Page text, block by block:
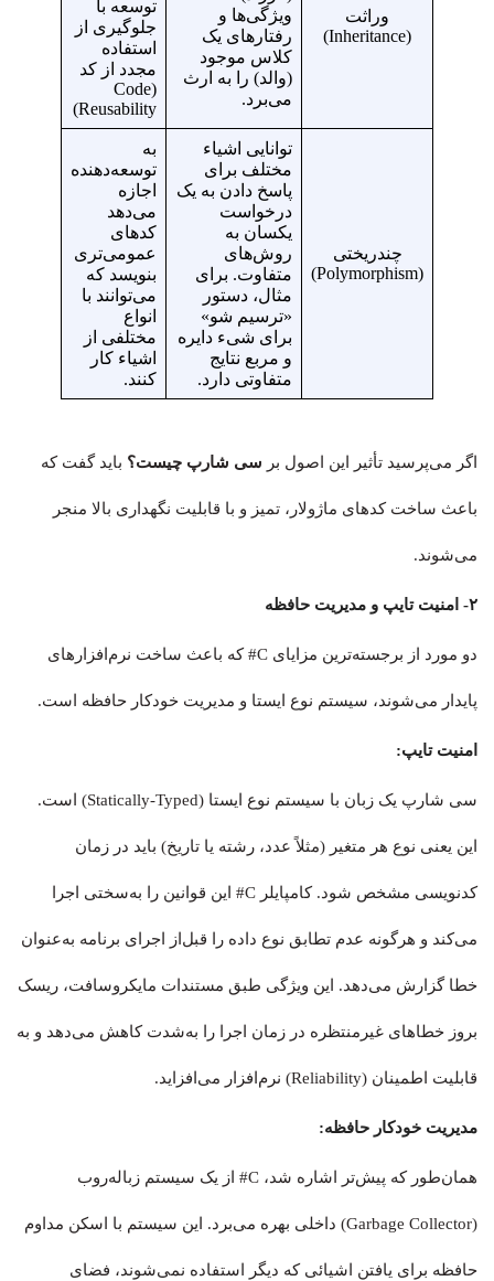
وراثت
(Inheritance)
ویژگی‌ها و
رفتارهای یک
کلاس موجود
(والد) را به ارث
می‌برد.
توسعه با
جلوگیری از
استفاده
مجدد از کد
(Code
Reusability)
چندریختی
(Polymorphism)
توانایی اشیاء
مختلف برای
پاسخ دادن به یک
درخواست
یکسان به
روش‌های
متفاوت. برای
مثال، دستور
«ترسیم شو»
برای شیء دایره
و مربع نتایج
متفاوتی دارد.
به
توسعه‌دهنده
اجازه
می‌دهد
کدهای
عمومی‌تری
بنویسد که
می‌توانند با
انواع
مختلفی از
اشیاء کار
کنند.
اگر می‌پرسید تأثیر این اصول بر سی شارپ چیست؟ باید گفت که
باعث ساخت کدهای ماژولار، تمیز و با قابلیت نگهداری بالا منجر
می‌شوند.
۲- امنیت تایپ و مدیریت حافظه
دو مورد از برجسته‌ترین مزایای C# که باعث ساخت نرم‌افزارهای
پایدار می‌شوند، سیستم نوع ایستا و مدیریت خودکار حافظه است.
امنیت تایپ:
سی شارپ یک زبان با سیستم نوع ایستا (Statically-Typed) است.
این یعنی نوع هر متغیر (مثلاً عدد، رشته یا تاریخ) باید در زمان
کدنویسی مشخص شود. کامپایلر C# این قوانین را به‌سختی اجرا
می‌کند و هرگونه عدم تطابق نوع داده را قبل‌از اجرای برنامه به‌عنوان
خطا گزارش می‌دهد. این ویژگی طبق مستندات مایکروسافت، ریسک
بروز خطاهای غیرمنتظره در زمان اجرا را به‌شدت کاهش می‌دهد و به
قابلیت اطمینان (Reliability) نرم‌افزار می‌افزاید.
مدیریت خودکار حافظه:
همان‌طور که پیش‌تر اشاره شد، C# از یک سیستم زباله‌روب
(Garbage Collector) داخلی بهره می‌برد. این سیستم با اسکن مداوم
حافظه برای یافتن اشیائی که دیگر استفاده نمی‌شوند، فضای